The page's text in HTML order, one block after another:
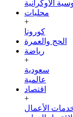
الأوكرانية
محليات
+
كورونا
الحج والعمرة
رياضة
+
سعودية
عالمية
اقتصاد
+
الأعمال